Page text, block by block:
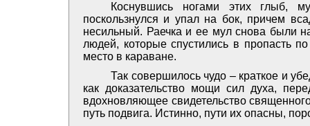
Коснувшись ногами этих глыб,
поскользнулся и упал на бок, причем
несильный. Раечка и ее мул снова были
людей, которые спустились в пропасть
место в караване.
Так совершилось чудо – краткое и
как доказательство мощи сил духа,
вдохновляющее свидетельство
путь подвига. Истинно, пути их опасны,